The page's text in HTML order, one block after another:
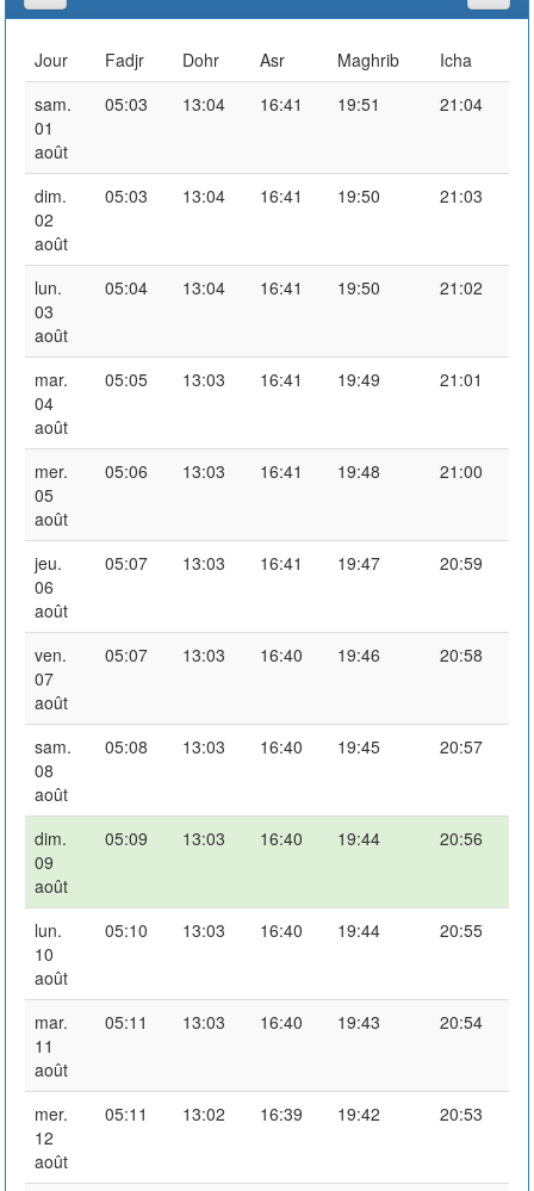
Jour Fadjr Dohr Asr Maghrib
Icha
sam.
01
août
05:03 13:04 16:41 19:51 21:04
dim.
02
août
05:03 13:04 16:41 19:50 21:03
lun.
03
août
05:04 13:04 16:41 19:50 21:02
mar.
04
août
05:05 13:03 16:41 19:49 21:01
mer.
05
août
05:06 13:03 16:41 19:48 21:00
jeu.
06
août
05:07 13:03 16:41 19:47 20:59
ven.
07
août
05:07 13:03 16:40 19:46 20:58
sam.
08
août
05:08 13:03 16:40 19:45 20:57
dim.
09
août
05:09 13:03 16:40 19:44 20:56
lun.
10
août
05:10 13:03 16:40 19:44 20:55
mar.
11
août
05:11 13:03 16:40 19:43 20:54
mer.
12
août
05:11 13:02 16:39 19:42 20:53